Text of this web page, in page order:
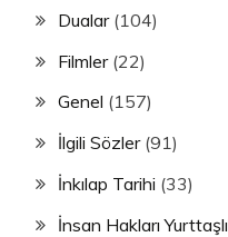
Dualar(104)
Filmler(22)
Genel (157)
İlgili Sözler(91)
İnkılap Tarihi (33)
İnsan Hakları